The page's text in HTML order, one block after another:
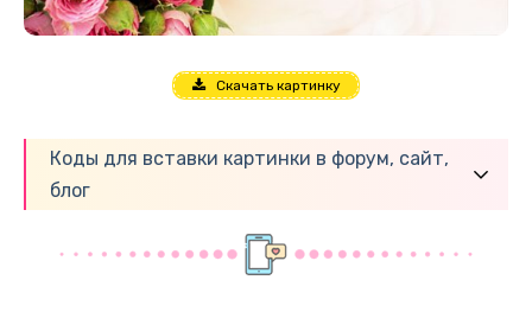
Скачать картинку
Коды для вставки картинки в форум, сайт,
блог